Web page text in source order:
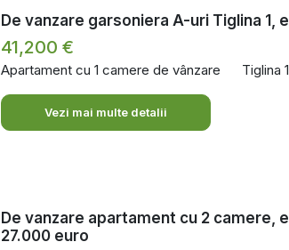
De vanzare garsoniera A-uri Tiglina 1,
41,200 €
Apartament cu 1 camere de vânzare Tiglina
Vezi mai multe detalii
De vanzare apartament cu 2 camere,
27.000 euro